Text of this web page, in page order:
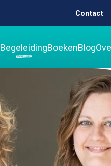
Contact
BegeleidingBoekenBlog